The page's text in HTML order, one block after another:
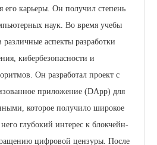
карьеры. Он получил степень
наук. Во время учебы
аспекты разработки
кибербезопасности и
Он разработал проект с
приложение (DApp) для
которое получило широкое
глубокий интерес к блокчейн-
цифровой цензуры. После